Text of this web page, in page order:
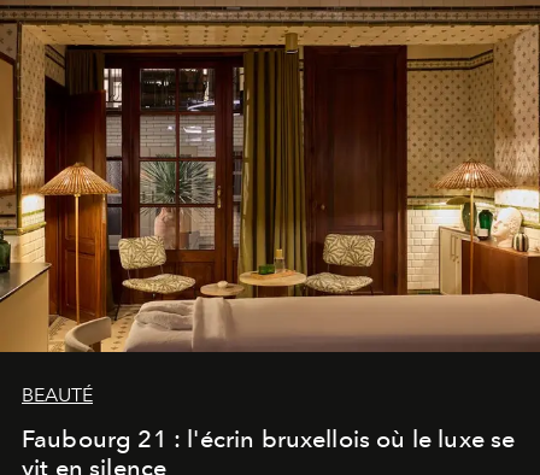
BEAUTÉ
Faubourg 21 : l'écrin bruxellois où le luxe se
vit en silence